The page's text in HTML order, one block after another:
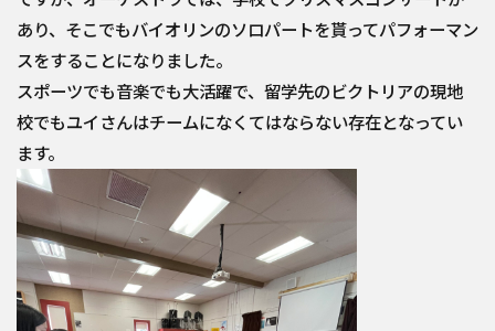
あり、そこでもバイオリンのソロパートを貰ってパフォーマン
スをすることになりました。
スポーツでも音楽でも大活躍で、留学先のビクトリアの現地
校でもユイさんはチームになくてはならない存在となってい
ます。